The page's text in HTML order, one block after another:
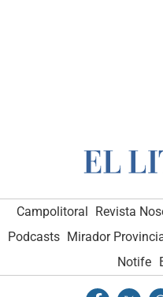
Campolitoral Revista
Podcasts Mirador
Notife